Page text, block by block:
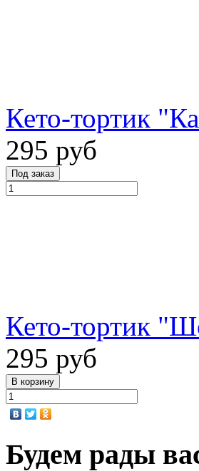
Кето-тортик
295 руб
Кето-тортик
295 руб
Будем рады